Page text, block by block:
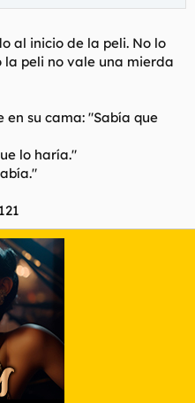
al inicio de la peli. No lo
la peli no vale una mierda
su cama: "Sabía que
lo haría."